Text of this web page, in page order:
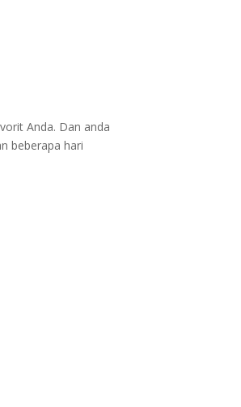
Anda. Dan anda
beberapa hari